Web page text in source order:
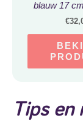
blauw 17
1:24 –
€
Tips en